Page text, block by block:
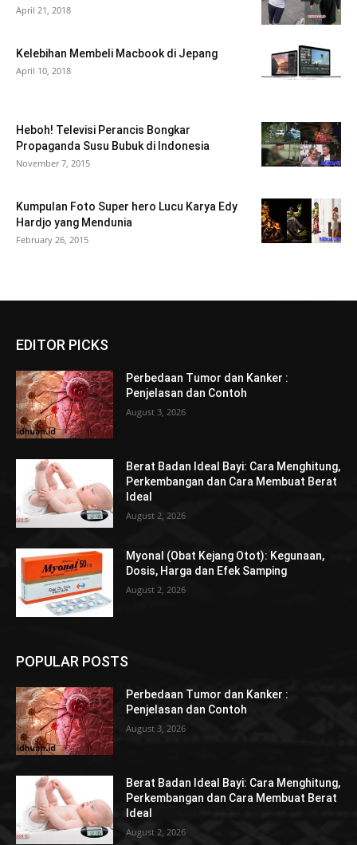
April 21, 2018
Kelebihan Membeli Macbook di Jepang
April 10, 2018
Heboh! Televisi Perancis Bongkar
Propaganda Susu Bubuk di Indonesia
November 7, 2015
Kumpulan Foto Super hero Lucu Karya Edy
Hardjo yang Mendunia
February 26, 2015
EDITOR PICKS
Perbedaan Tumor dan Kanker :
Penjelasan dan Contoh
August 3, 2026
Berat Badan Ideal Bayi: Cara Menghitung,
Perkembangan dan Cara Membuat Berat
Ideal
August 2, 2026
Myonal (Obat Kejang Otot): Kegunaan,
Dosis, Harga dan Efek Samping
August 2, 2026
POPULAR POSTS
Perbedaan Tumor dan Kanker :
Penjelasan dan Contoh
August 3, 2026
Berat Badan Ideal Bayi: Cara Menghitung,
Perkembangan dan Cara Membuat Berat
Ideal
August 2, 2026